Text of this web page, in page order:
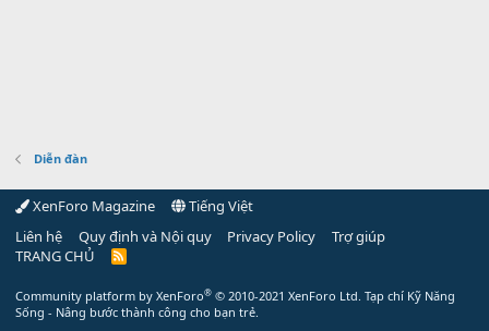
Diễn đàn
XenForo Magazine
Tiếng Việt
Liên hệ
Quy định và Nội quy Privacy Policy
Trợ giúp
TRANG CHỦ
R
Community platform by XenForo® © 2010-2021 XenForo Ltd. Tạp chí Kỹ Năng
Sống - Nâng bước thành công cho bạn trẻ.